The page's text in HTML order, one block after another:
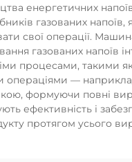
енергетичних
газованих напоїв,
свої операції.
газованих напоїв
процесами, такими
операціями —
формуючи повні
ефективність і
протягом усього